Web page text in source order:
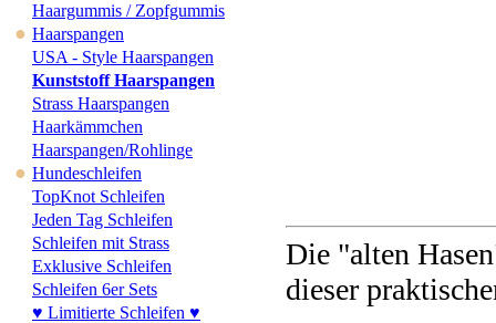
Haargummis / Zopfgummis
● Haarspangen
USA - Style Haarspangen
Kunststoff Haarspangen
Strass Haarspangen
Haarkämmchen
Haarspangen/Rohlinge
● Hundeschleifen
TopKnot Schleifen
Jeden Tag Schleifen
Schleifen mit Strass
Exklusive Schleifen
Schleifen 6er Sets
♥ Limitierte Schleifen ♥
Die "alten
dieser